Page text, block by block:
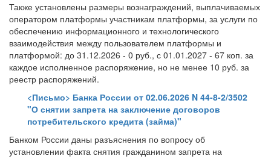
Также установлены размеры вознаграждений, выплачиваемых
оператором платформы участникам платформы, за услуги по
обеспечению информационного и технологического
взаимодействия между пользователем платформы и
платформой: до 31.12.2026 - 0 руб., с 01.01.2027 - 67 коп. за
каждое исполненное распоряжение, но не менее 10 руб. за
реестр распоряжений.
<Письмо> Банка России от 02.06.2026 N 44-8-2/3502
"О снятии запрета на заключение договоров
потребительского кредита (займа)"
Банком России даны разъяснения по вопросу об
установлении факта снятия гражданином запрета на